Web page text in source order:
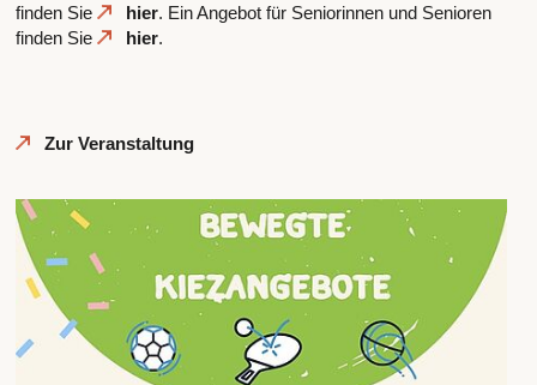
finden Sie
hier. Ein Angebot für Seniorinnen und Senioren
finden Sie
hier.
Zur Veranstaltung